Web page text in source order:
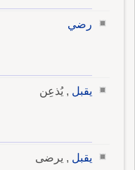
رضي
يقبل , يُذعِن
يقبل , يرضى